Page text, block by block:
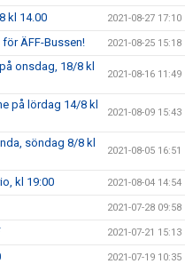
kl 14.00 2021-08-27 17:10
ÄFF-Bussen! 2021-08-25 15:18
onsdag, 18/8 kl
2021-08-16 11:49
på lördag 14/8 kl
2021-08-09 15:43
söndag 8/8 kl
2021-08-05 16:51
kl 19:00 2021-08-04 14:54
2021-07-28 09:58
2021-07-21 15:13
2021-07-19 10:35